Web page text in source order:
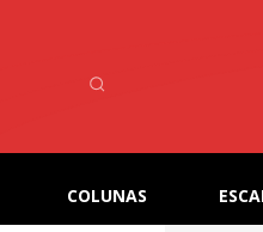
COLUNAS